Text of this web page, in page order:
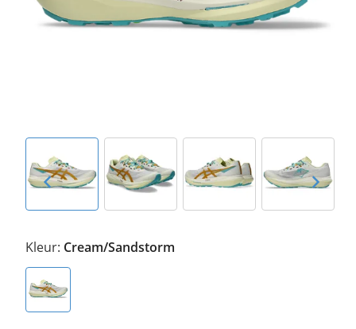
Kleur: Cream/Sandstorm